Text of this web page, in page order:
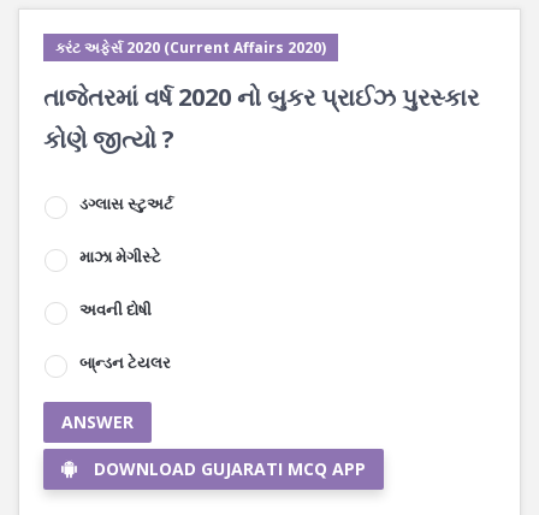
કરંટ અફેર્સ 2020 (Current Affairs 2020)
તાજેતરમાં વર્ષ 2020 નો બુકર પ્રાઈઝ પુરસ્કાર
કોણે જીત્યો ?
ડગ્લાસ સ્ટુઅર્ટ
માઝા મેગીસ્ટે
અવની દોષી
બા્ન્ડન ટેયલર
ANSWER
DOWNLOAD GUJARATI MCQ APP